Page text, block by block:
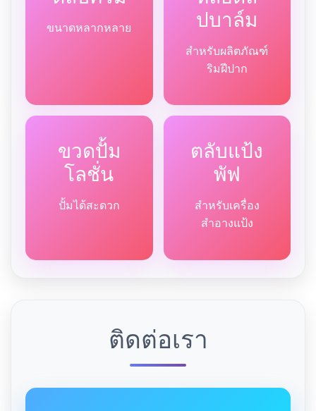
ขนาดหลากหลาย
ปบาล์ม
สำหรับผลิตภัณฑ์
ริมฝีปาก
ขวดปั้ม
โลชั่น
ปั้มได้สะดวก
ตลับแป้ง
พัฟ
สำหรับเครื่อง
สำอางแป้ง
ติดต่อเรา